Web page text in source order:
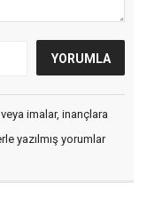
imalar, inançlara
yazılmış yorumlar